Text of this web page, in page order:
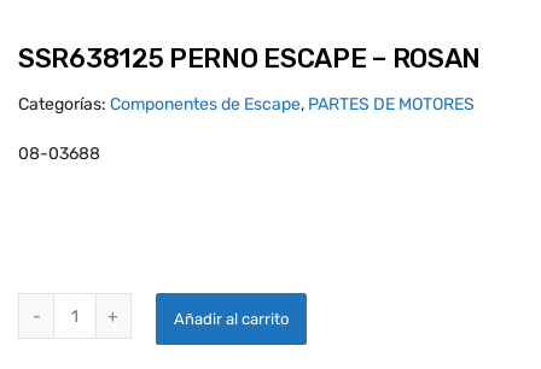
SSR638125 PERNO ESCAPE – ROSAN
Categorías: Componentes de Escape, PARTES DE MOTORES
08-03688
Añadir al carrito